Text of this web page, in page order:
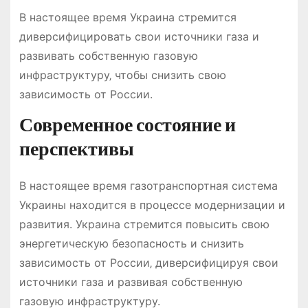
В настоящее время Украина стремится
диверсифицировать свои источники газа и
развивать собственную газовую
инфраструктуру‚ чтобы снизить свою
зависимость от России.
Современное состояние и
перспективы
В настоящее время газотранспортная система
Украины находится в процессе модернизации и
развития. Украина стремится повысить свою
энергетическую безопасность и снизить
зависимость от России‚ диверсифицируя свои
источники газа и развивая собственную
газовую инфраструктуру.